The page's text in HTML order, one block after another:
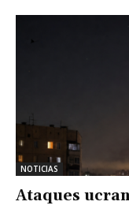
NOTICIAS
Ataques